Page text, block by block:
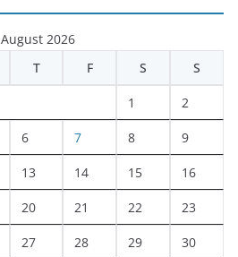
August 2026
T F S S
1 2
6 7 8 9
13 14 15 16
20 21 22 23
27 28 29 30